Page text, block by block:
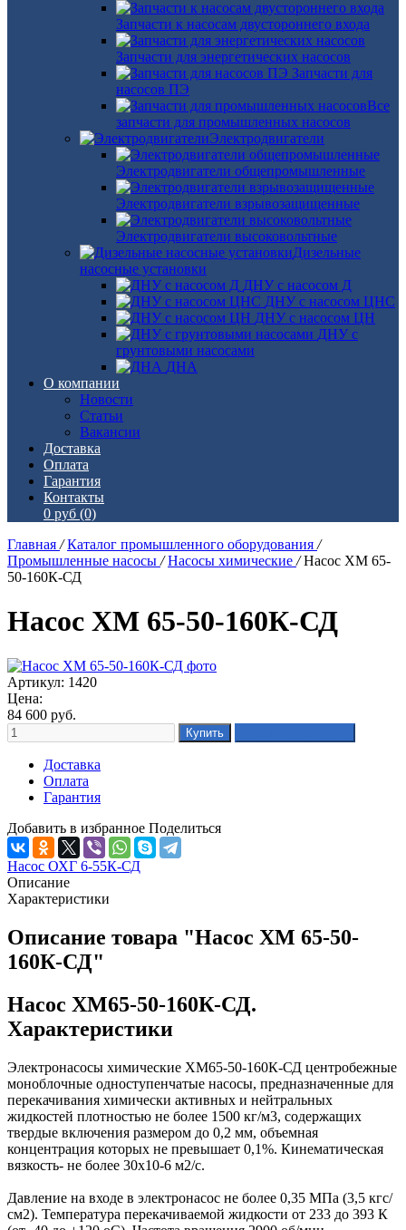
Запчасти к насосам двустороннего входа
Запчасти для энергетических насосов
Запчасти для
насосов ПЭ
Все
запчасти для промышленных насосов
Электродвигатели
Электродвигатели общепромышленные
Электродвигатели взрывозащищенные
Электродвигатели высоковольтные
Дизельные
насосные установки
ДНУ с насосом Д
ДНУ с насосом ЦНС
ДНУ с насосом ЦН
ДНУ с
грунтовыми насосами
ДНА
О компании
Новости
Статьи
Вакансии
Доставка
Оплата
Гарантия
Контакты
0 руб (0)
Главная / Каталог промышленного оборудования /
Промышленные насосы / Насосы химические / Насос ХМ 65-
50-160К-СД
Насос ХМ 65-50-160К-СД
Артикул: 1420
Цена:
84 600 руб.
Доставка
Оплата
Гарантия
Добавить в избранное Поделиться
Насос ОХГ 6-55К-СД
Описание
Характеристики
Описание товара "Насос ХМ 65-50-
160К-СД"
Насос ХМ65-50-160К-СД.
Характеристики
Электронасосы химические ХМ65-50-160К-СД центробежные
моноблочные одноступенчатые насосы, предназначенные для
перекачивания химически активных и нейтральных
жидкостей плотностью не более 1500 кг/м3, содержащих
твердые включения размером до 0,2 мм, объемная
концентрация которых не превышает 0,1%. Кинематическая
вязкость- не более 30х10-6 м2/с.
Давление на входе в электронасос не более 0,35 МПа (3,5 кгс/
см2). Температура перекачиваемой жидкости от 233 до 393 К